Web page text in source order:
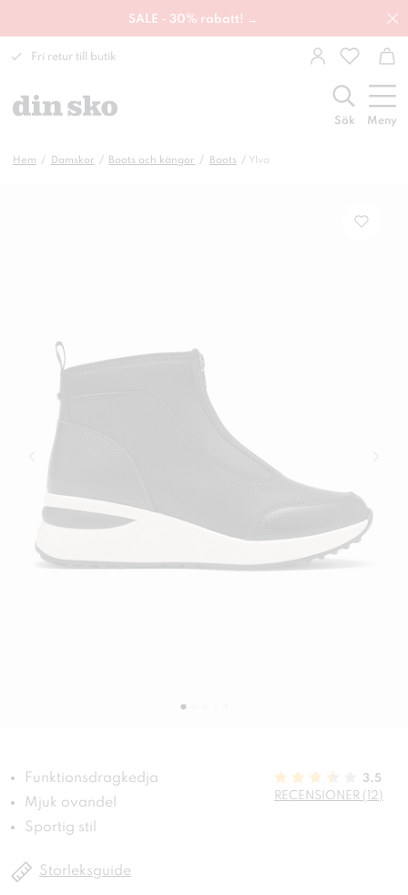
SALE - 30% rabatt! →
Fri retur till butik
Sök Meny
Hem Damskor Boots och kängor Boots Ylva
Funktionsdragkedja
Mjuk ovandel
Sportig stil
3.5
RECENSIONER (12)
Storleksguide